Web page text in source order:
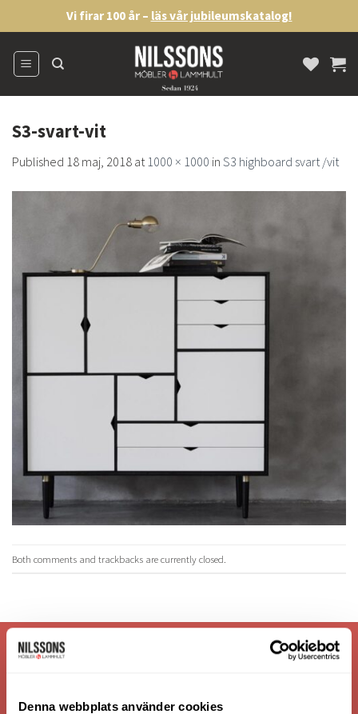
Denna webbplats använder cookies
to
content
Vi firar 100 år – läs vår jubileumskatalog!
S3-svart-vit
Published 18 maj, 2018 at1000 × 1000 in S3 highboard svart /vit
Both comments and trackbacks are currently closed.
VI ÄR: TRYGGHET - SERVICE - KVALITET